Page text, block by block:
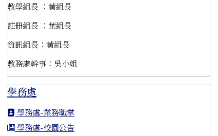
教學組長 ：黃組長
註冊組長 ：葉組長
資訊組長：黃組長
教務處幹事：吳小姐
學務處
學務處-業務職掌
學務處-校園公告